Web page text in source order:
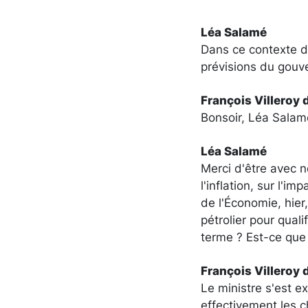
Léa Salamé
Dans ce contexte
prévisions du
François Villeroy
Bonsoir, Léa
Léa Salamé
Merci d'être avec
l'inflation, sur
de l'Économie,
pétrolier pour
terme ? Est-ce
François Villeroy
Le ministre s'est
effectivement les